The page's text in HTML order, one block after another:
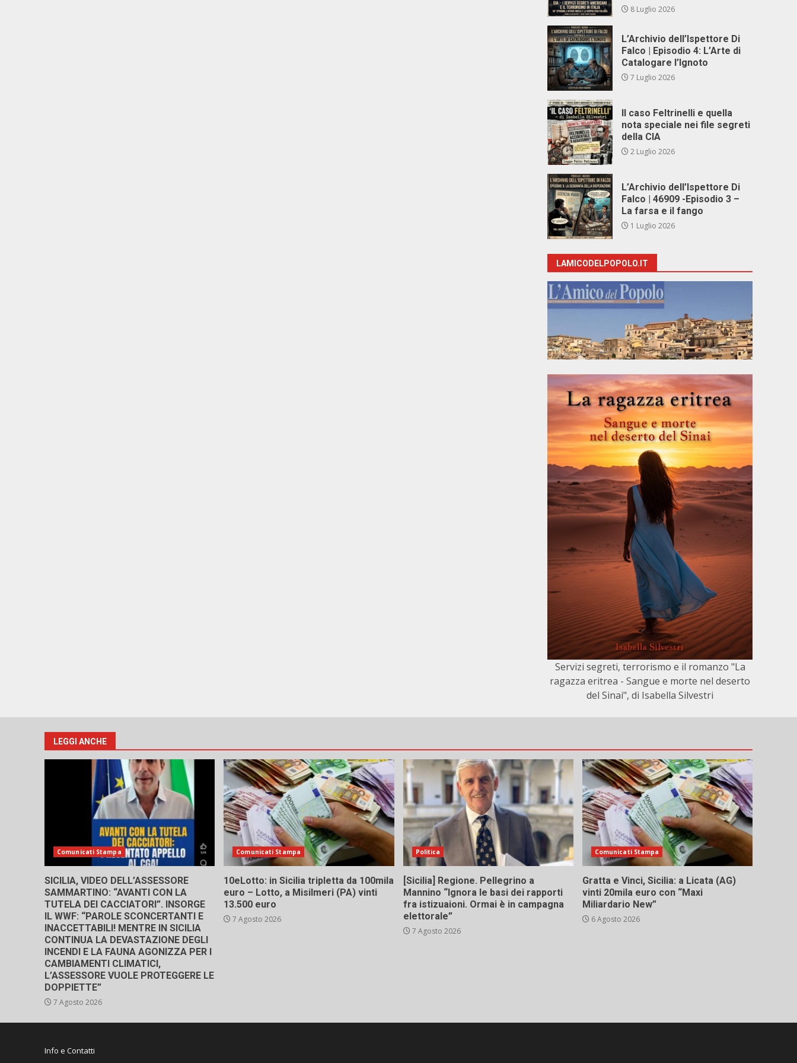
8 Luglio 2026
L’Archivio dell’Ispettore Di
Falco | Episodio 4: L’Arte di
Catalogare l’Ignoto
7 Luglio 2026
Il caso Feltrinelli e quella
nota speciale nei file segreti
della CIA
2 Luglio 2026
L’Archivio dell’Ispettore Di
Falco | 46909 -Episodio 3 –
La farsa e il fango
1 Luglio 2026
LAMICODELPOPOLO.IT
Servizi segreti, terrorismo e il romanzo "La
ragazza eritrea - Sangue e morte nel deserto
del Sinai", di Isabella Silvestri
LEGGI ANCHE
Comunicati Stampa
SICILIA, VIDEO DELL’ASSESSORE
SAMMARTINO: “AVANTI CON LA
TUTELA DEI CACCIATORI”. INSORGE
IL WWF: “PAROLE SCONCERTANTI E
INACCETTABILI! MENTRE IN SICILIA
CONTINUA LA DEVASTAZIONE DEGLI
INCENDI E LA FAUNA AGONIZZA PER I
CAMBIAMENTI CLIMATICI,
L’ASSESSORE VUOLE PROTEGGERE LE
DOPPIETTE”
7 Agosto 2026
Comunicati Stampa
10eLotto: in Sicilia tripletta da 100mila
euro – Lotto, a Misilmeri (PA) vinti
13.500 euro
7 Agosto 2026
Politica
[Sicilia] Regione. Pellegrino a
Mannino “Ignora le basi dei rapporti
fra istizuaioni. Ormai è in campagna
elettorale”
7 Agosto 2026
Comunicati Stampa
Gratta e Vinci, Sicilia: a Licata (AG)
vinti 20mila euro con “Maxi
Miliardario New”
6 Agosto 2026
Info e Contatti